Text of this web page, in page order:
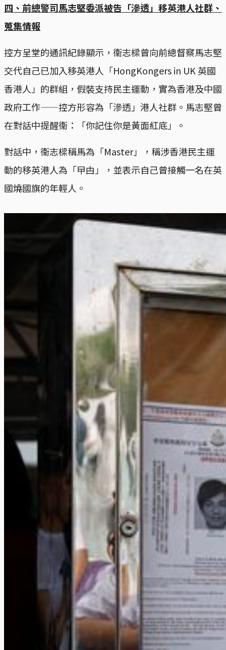
四、前總警司馬志堅委派被告「滲透」移英港人社群、
蒐集情報
控方呈堂的通訊紀錄顯示，衞志樑曾向前總督察馬志堅
交代自己已加入移英港人「HongKongers in UK 英國
香港人」的群組，假裝支持民主運動，實為香港及中國
政府工作——控方形容為「滲透」港人社群。馬志堅曾
在對話中提醒衞：「你記住你是黃面紅底」。
對話中，衞志樑稱馬為「Master」，稱涉香港民主運
動的移英港人為「曱甴」，並表示自己曾接觸一名在英
國燒國旗的年輕人。